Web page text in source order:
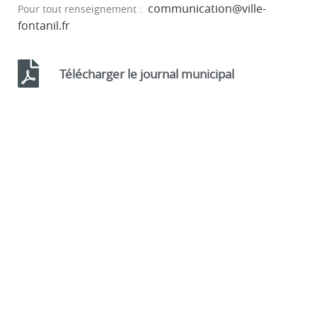
Pour tout renseignement : communication@ville-
fontanil.fr
Télécharger le journal municipal